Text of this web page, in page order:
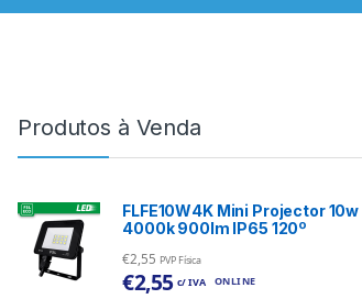
Produtos à Venda
FLFE10W4K Mini Projector 10w
4000k 900lm IP65 120º
€2,55 PVP Física
€2,55 c/ IVA ONLINE